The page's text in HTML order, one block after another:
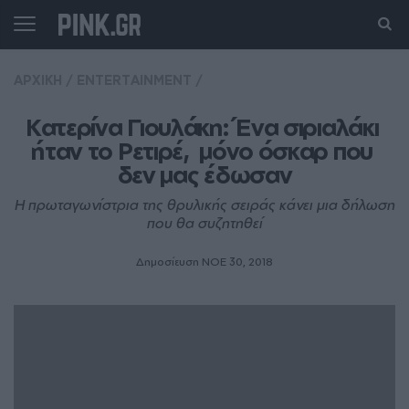
Κατερίνα Γιουλάκη: Ένα σιριαλάκι
ήταν το Ρετιρέ,  μόνο όσκαρ που
δεν μας έδωσαν
Η πρωταγωνίστρια της θρυλικής σειράς κάνει μια δήλωση
που θα συζητηθεί
Δημοσίευση ΝΟE 30, 2018